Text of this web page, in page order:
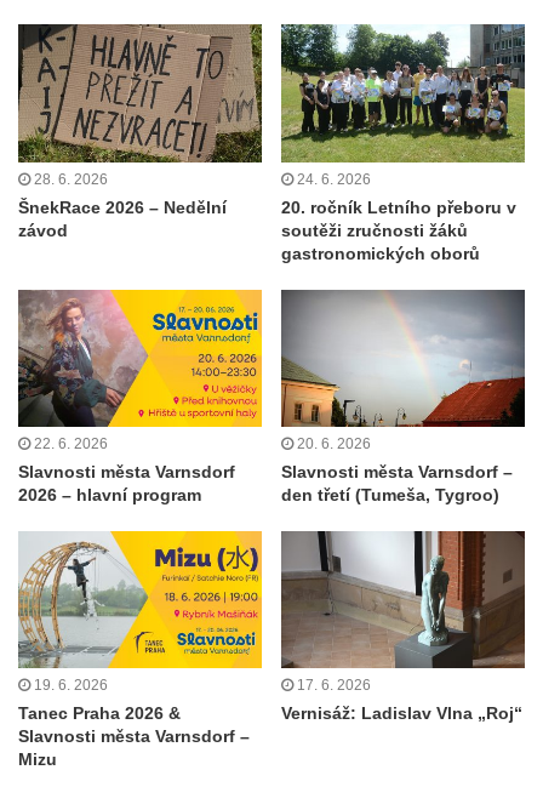
28. 6. 2026
ŠnekRace 2026 – Nedělní
závod
24. 6. 2026
20. ročník Letního přeboru v
soutěži zručnosti žáků
gastronomických oborů
22. 6. 2026
Slavnosti města Varnsdorf
2026 – hlavní program
20. 6. 2026
Slavnosti města Varnsdorf –
den třetí (Tumeša, Tygroo)
19. 6. 2026
Tanec Praha 2026 &
Slavnosti města Varnsdorf –
Mizu
17. 6. 2026
Vernisáž: Ladislav Vlna „Roj“